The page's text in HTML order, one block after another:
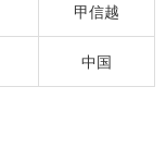
甲信越
中国